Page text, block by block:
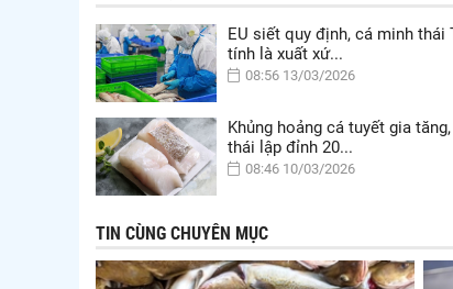
EU siết quy định, cá minh thái
tính là xuất xứ...
08:56 13/03/2026
Khủng hoảng cá tuyết gia
thái lập đỉnh 20...
08:46 10/03/2026
TIN CÙNG CHUYÊN MỤC